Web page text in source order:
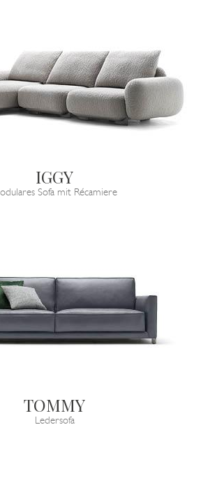
IGGY
Sofa mit Récamiere
TOMMY
Ledersofa